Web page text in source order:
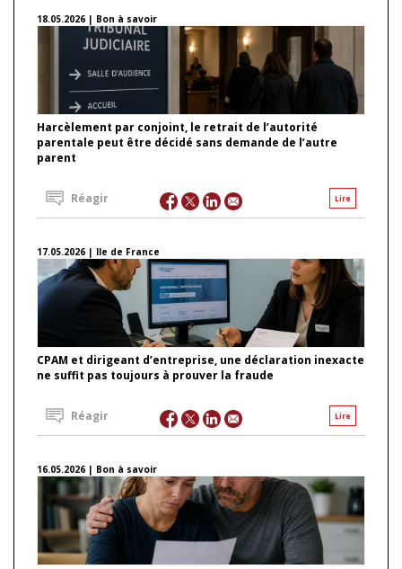
18.05.2026 | Bon à savoir
Harcèlement par conjoint, le retrait de l’autorité
parentale peut être décidé sans demande de l’autre
parent
Lire
Réagir
17.05.2026 | Ile de France
CPAM et dirigeant d’entreprise, une déclaration inexacte
ne suffit pas toujours à prouver la fraude
Lire
Réagir
16.05.2026 | Bon à savoir